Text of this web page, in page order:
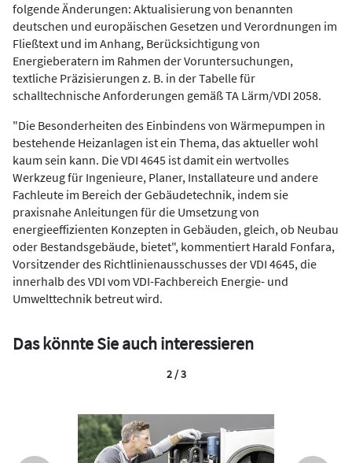
folgende Änderungen: Aktualisierung von benannten
deutschen und europäischen Gesetzen und Verordnungen im
Fließtext und im Anhang, Berücksichtigung von
Energieberatern im Rahmen der Voruntersuchungen,
textliche Präzisierungen z. B. in der Tabelle für
schalltechnische Anforderungen gemäß TA Lärm/VDI 2058.
"Die Besonderheiten des Einbindens von Wärmepumpen in
bestehende Heizanlagen ist ein Thema, das aktueller wohl
kaum sein kann. Die VDI 4645 ist damit ein wertvolles
Werkzeug für Ingenieure, Planer, Installateure und andere
Fachleute im Bereich der Gebäudetechnik, indem sie
praxisnahe Anleitungen für die Umsetzung von
energieeffizienten Konzepten in Gebäuden, gleich, ob Neubau
oder Bestandsgebäude, bietet", kommentiert Harald Fonfara,
Vorsitzender des Richtlinienausschusses der VDI 4645, die
innerhalb des VDI vom VDI-Fachbereich Energie- und
Umwelttechnik betreut wird.
Das könnte Sie auch interessieren
2 / 3